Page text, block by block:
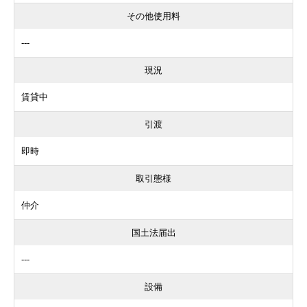
その他使用料
---
現況
賃貸中
引渡
即時
取引態様
仲介
国土法届出
---
設備